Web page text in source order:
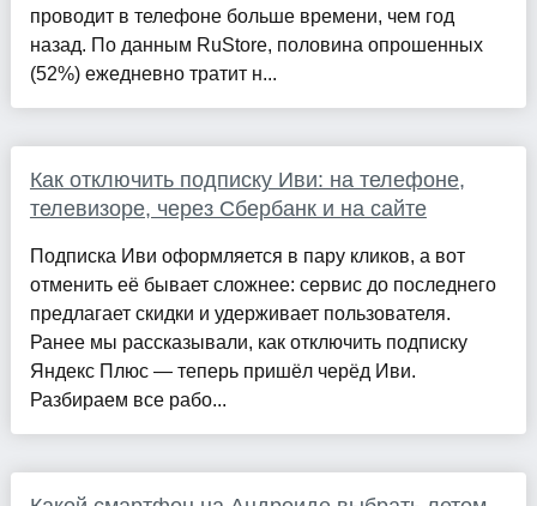
проводит в телефоне больше времени, чем год
назад. По данным RuStore, половина опрошенных
(52%) ежедневно тратит н...
Как отключить подписку Иви: на телефоне,
телевизоре, через Сбербанк и на сайте
Подписка Иви оформляется в пару кликов, а вот
отменить её бывает сложнее: сервис до последнего
предлагает скидки и удерживает пользователя.
Ранее мы рассказывали, как отключить подписку
Яндекс Плюс — теперь пришёл черёд Иви.
Разбираем все рабо...